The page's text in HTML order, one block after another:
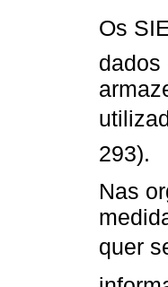
Os
dados
293).
Nas
quer